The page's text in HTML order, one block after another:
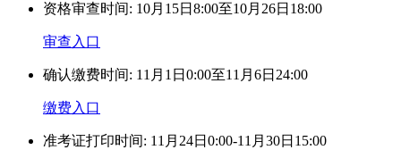
资格审查时间: 10月15日8:00至10月26日18:00
审查入口
确认缴费时间: 11月1日0:00至11月6日24:00
缴费入口
准考证打印时间: 11月24日0:00-11月30日15:00